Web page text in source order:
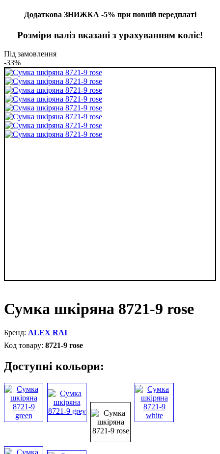
Додаткова ЗНИЖКА -5% при повній передплаті
Розміри валіз вказані з урахуванням коліс!
Під замовлення
-33%
Сумка шкіряна 8721-9 rose
ALEX RAI
8721-9 rose
Доступні кольори: